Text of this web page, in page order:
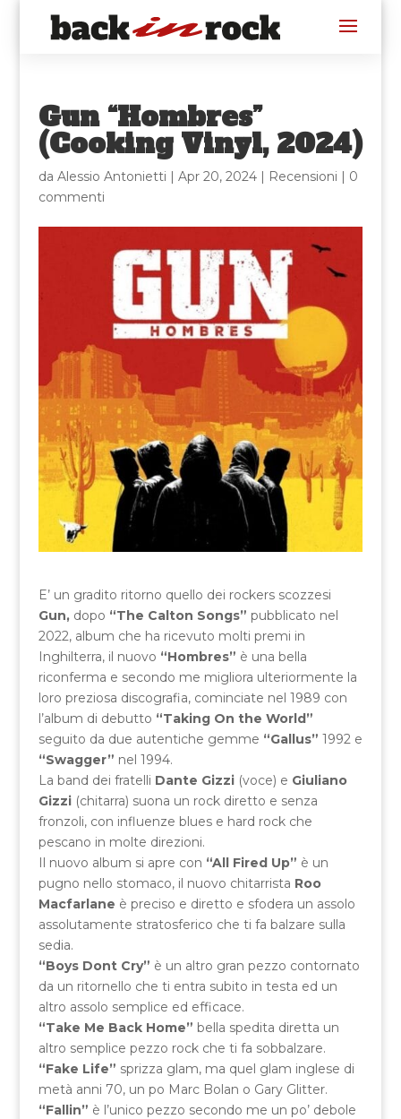
Gun “Hombres”
(Cooking Vinyl, 2024)
da Alessio Antonietti | Apr 20, 2024| Recensioni | 0
commenti
E’ un gradito ritorno quello dei rockers scozzesi
Gun,dopo “The Calton Songs” pubblicato nel
2022, album che ha ricevuto molti premi in
Inghilterra, il nuovo “Hombres” è una bella
riconferma e secondo me migliora ulteriormente la
loro preziosa discografia, cominciate nel 1989 con
l’album di debutto “Taking On the World”
seguito da due autentiche gemme “Gallus” 1992 e
“Swagger” nel 1994.
La band dei fratelli Dante Gizzi (voce) e Giuliano
Gizzi (chitarra) suona un rock diretto e senza
fronzoli, con influenze blues e hard rock che
pescano in molte direzioni.
Il nuovo album si apre con “All Fired Up” è un
pugno nello stomaco, il nuovo chitarrista Roo
Macfarlane è preciso e diretto e sfodera un assolo
assolutamente stratosferico che ti fa balzare sulla
sedia.
“Boys Dont Cry” è un altro gran pezzo contornato
da un ritornello che ti entra subito in testa ed un
altro assolo semplice ed efficace.
“Take Me Back Home” bella spedita diretta un
altro semplice pezzo rock che ti fa sobbalzare.
“Fake Life” sprizza glam, ma quel glam inglese di
metà anni 70, un po Marc Bolan o Gary Glitter.
“Fallin” è l’unico pezzo secondo me un po’ debole